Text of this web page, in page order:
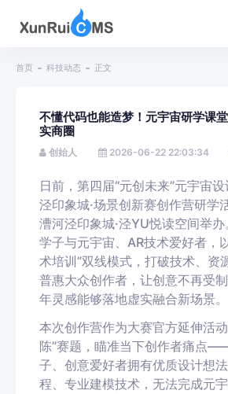
首页 科技动态 正文
不懂代码也能造梦！元宇宙研学课
实商圈
创始人 2026-06-22 22:03:34
日前，第四届“元创未来”元宇宙
泾印象城·场景创新赛创作营研学
漕河泾印象城·泾YU悦读空间举
学子与元宇宙、AR技术爱好者，
术培训”双线模式，打破技术、资
普惠大众创作者，让创意不再受
年灵感能够落地虚实融合新场景。
本次创作营作为大赛官方延伸活
陈”赛题，瞄准当下创作者痛点
子、创意爱好者拥有优质设计想
程、专业建模技术，无法完成元